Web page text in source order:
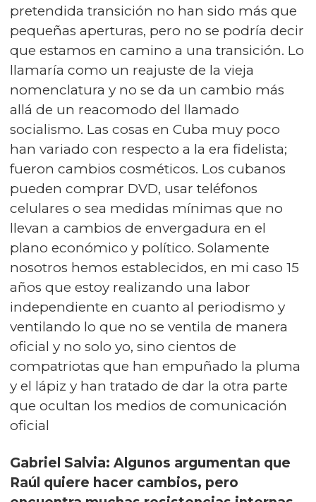
pretendida transición no han sido más que
pequeñas aperturas, pero no se podría decir
que estamos en camino a una transición. Lo
llamaría como un reajuste de la vieja
nomenclatura y no se da un cambio más
allá de un reacomodo del llamado
socialismo. Las cosas en Cuba muy poco
han variado con respecto a la era fidelista;
fueron cambios cosméticos. Los cubanos
pueden comprar DVD, usar teléfonos
celulares o sea medidas mínimas que no
llevan a cambios de envergadura en el
plano económico y político. Solamente
nosotros hemos establecidos, en mi caso 15
años que estoy realizando una labor
independiente en cuanto al periodismo y
ventilando lo que no se ventila de manera
oficial y no solo yo, sino cientos de
compatriotas que han empuñado la pluma
y el lápiz y han tratado de dar la otra parte
que ocultan los medios de comunicación
oficial
Gabriel Salvia: Algunos argumentan que
Raúl quiere hacer cambios, pero